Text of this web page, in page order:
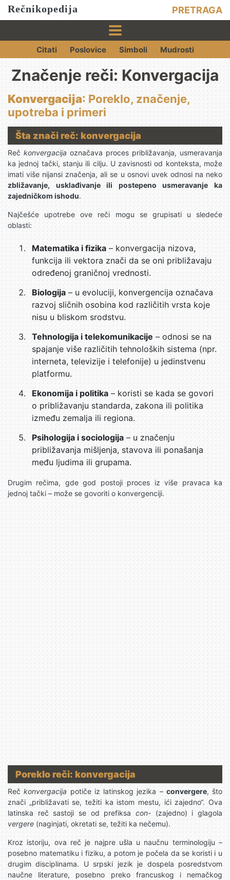
Rečnikopedija PRETRAGA
Citati Poslovice Simboli Mudrosti
Značenje reči: Konvergacija
Konvergacija: Poreklo, značenje,
upotreba i primeri
Šta znači reč: konvergacija
Rečkonvergacijaoznačava proces približavanja, usmeravanja
ka jednoj tački, stanju ili cilju. U zavisnosti od konteksta, može
imati više nijansi značenja, ali se u osnovi uvek odnosi na neko
zbližavanje, usklađivanje ili postepeno usmeravanje ka
zajedničkom ishodu.
Najčešće upotrebe ove reči mogu se grupisati u sledeće
oblasti:
Matematika i fizika – konvergacija nizova,
funkcija ili vektora znači da se oni približavaju
određenoj graničnoj vrednosti.
Biologija – u evoluciji, konvergencija označava
razvoj sličnih osobina kod različitih vrsta koje
nisu u bliskom srodstvu.
Tehnologija i telekomunikacije– odnosi se na
spajanje više različitih tehnoloških sistema (npr.
interneta, televizije i telefonije) u jedinstvenu
platformu.
Ekonomija i politika– koristi se kada se govori
o približavanju standarda, zakona ili politika
između zemalja ili regiona.
Psihologija i sociologija– u značenju
približavanja mišljenja, stavova ili ponašanja
među ljudima ili grupama.
Drugim rečima, gde god postoji proces iz više pravaca ka
jednoj tački – može se govoriti o konvergenciji.
Poreklo reči: konvergacija
Rečkonvergacijapotiče iz latinskog jezika – convergere, što
znači „približavati se, težiti ka istom mestu, ići zajedno“. Ova
latinska reč sastoji se od prefiksacon- (zajedno) i glagola
vergere(naginjati, okretati se, težiti ka nečemu).
Kroz istoriju, ova reč je najpre ušla u naučnu terminologiju –
posebno matematiku i fiziku, a potom je počela da se koristi i u
drugim disciplinama. U srpski jezik je dospela posredstvom
naučne literature, posebno preko francuskog i nemačkog